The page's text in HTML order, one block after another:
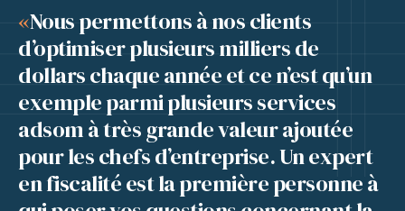
«Nous permettons à nos clients
d’optimiser plusieurs milliers de
dollars chaque année et ce n’est qu’un
exemple parmi plusieurs services
adsom à très grande valeur ajoutée
pour les chefs d’entreprise. Un expert
en fiscalité est la première personne à